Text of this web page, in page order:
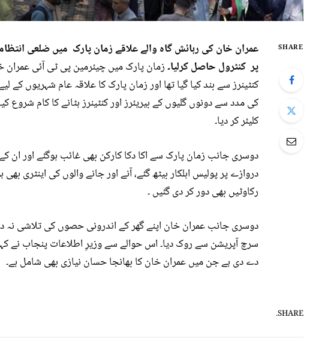
SHARE
عمران خان کی رہائش گاہ والے علاقے زمان پارک میں ضلعی
پر کنٹرول حاصل کرلیا۔زمان پارک میں چیئرمین پی ٹی آئی عمران
کنٹینرز سے بند کیا گیا تھا اور زمان پارک کا علاقہ عام شہریوں کے
کی مدد سے دونوں گلیوں کے بیریئرز اور کنٹینرز ہٹانے کا کام شروع
کلیئر کر دیا۔
دوسری جانب زمان پارک سے اکا دکا کارکن بھی غائب ہوگئے اور ان
دروازے پر پولیس اہلکار بیٹھ گئے، آنے اور جانے والوں کی اینٹری بھی
رکاوٹیں بھی دور کر دی گئیں ۔
دوسری جانب عمران خان اپنے گھر کے اندرونی حصوں کی تلاشی نہ
دے دی ہے جن میں عمران خان کا بھانجا حسان نیازی بھی شامل ہے۔
SHARE.